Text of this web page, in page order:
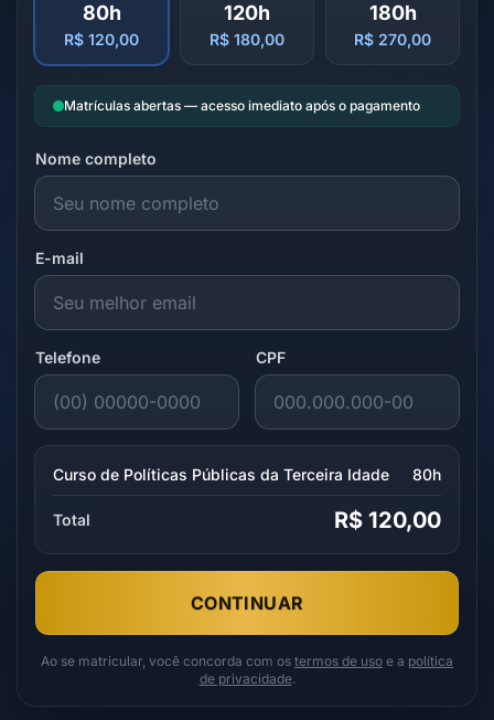
80h
R$ 120,00
120h
R$ 180,00
180h
R$ 270,00
Matrículas abertas — acesso imediato após o pagamento
Nome completo
E-mail
Telefone CPF
Curso de Políticas Públicas da Terceira Idade 80h
Total R$ 120,00
CONTINUAR
Ao se matricular, você concorda com os termos de uso e a política
de privacidade.